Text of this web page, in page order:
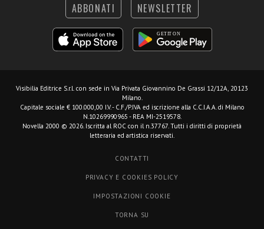
ABBONATI NEWSLETTER
Visibilia Editrice S.r.l. con sede in Via Privata Giovannino De Grassi 12/12A, 20123
Milano.
Capitale sociale € 100.000,00 I.V. - C.F./P.IVA ed iscrizione alla C.C.I.A.A. di Milano
N.10269990965 - REA MI-2519578.
Novella 2000 © 2026. Iscritta al ROC con il n.37767. Tutti i diritti di proprietà
letteraria ed artistica riservati.
CONTATTI
PRIVACY E COOKIES POLICY
IMPOSTAZIONI COOKIE
TORNA SU